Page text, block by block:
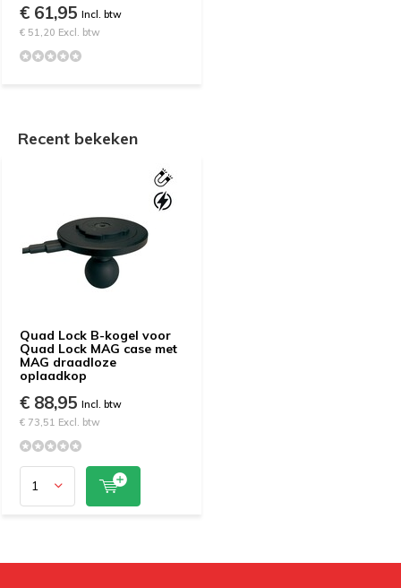
€ 61,95 Incl. btw
€ 51,20 Excl. btw
Recent bekeken
Quad Lock B-kogel voor
Quad Lock MAG case met
MAG draadloze
oplaadkop
€ 88,95 Incl. btw
€ 73,51 Excl. btw